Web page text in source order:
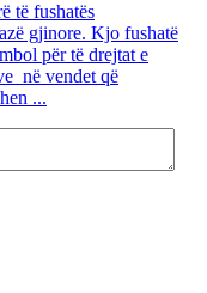
të fushatës
gjinore. Kjo fushatë
për të drejtat e
në vendet që
...